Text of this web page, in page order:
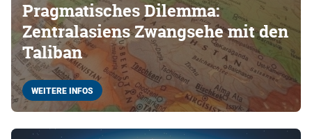
Pragmatisches Dilemma:
Zentralasiens Zwangsehe mit den
Taliban
WEITERE INFOS